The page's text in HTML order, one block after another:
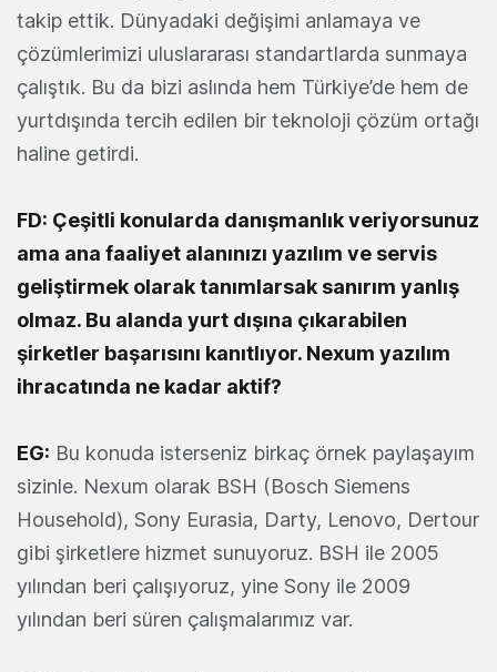
takip ettik. Dünyadaki değişimi anlamaya ve
çözümlerimizi uluslararası standartlarda sunmaya
çalıştık. Bu da bizi aslında hem Türkiye’de hem de
yurtdışında tercih edilen bir teknoloji çözüm ortağı
haline getirdi.
FD: Çeşitli konularda danışmanlık veriyorsunuz
ama ana faaliyet alanınızı yazılım ve servis
geliştirmek olarak tanımlarsak sanırım yanlış
olmaz. Bu alanda yurt dışına çıkarabilen
şirketler başarısını kanıtlıyor. Nexum yazılım
ihracatında ne kadar aktif?
EG: Bu konuda isterseniz birkaç örnek paylaşayım
sizinle. Nexum olarak BSH (Bosch Siemens
Household), Sony Eurasia, Darty, Lenovo, Dertour
gibi şirketlere hizmet sunuyoruz. BSH ile 2005
yılından beri çalışıyoruz, yine Sony ile 2009
yılından beri süren çalışmalarımız var.